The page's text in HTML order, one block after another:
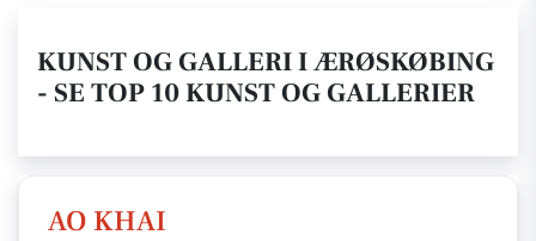
KUNST OG GALLERI I ÆRØSKØBING
- SE TOP 10 KUNST OG GALLERIER
AO KHAI